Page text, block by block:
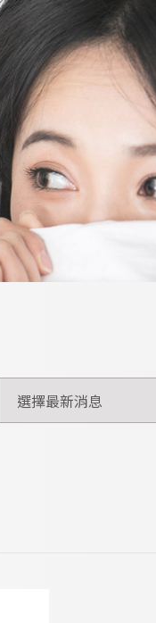
選擇最新消息
全部消息